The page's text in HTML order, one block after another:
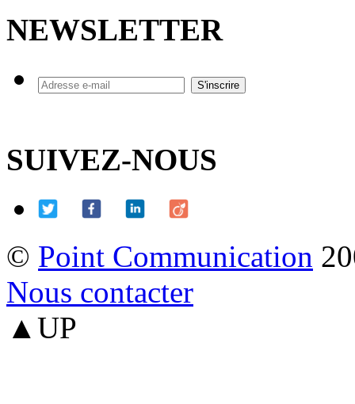
NEWSLETTER
SUIVEZ-NOUS
© Point Communication
Nous contacter
▲UP